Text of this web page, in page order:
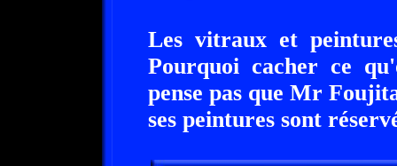
Les vitraux et
Pourquoi cacher ce
pense pas que Mr
ses peintures sont